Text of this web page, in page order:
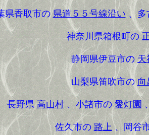
香取市の県道５５号線沿い 、
神奈川県箱根町の
静岡県伊豆市の天
山梨県笛吹市の向
野県高山村、小諸市の 愛灯園
佐久市の 路上 、岡谷